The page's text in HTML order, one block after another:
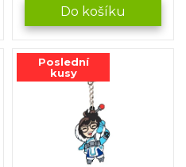
Do košíku
Poslední
kusy